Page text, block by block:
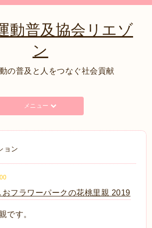
動普及協会リエゾ
ン
の普及と人をつなぐ社会貢献
メニュー
ョン
フラワーパークの花桃里親 2019
です。